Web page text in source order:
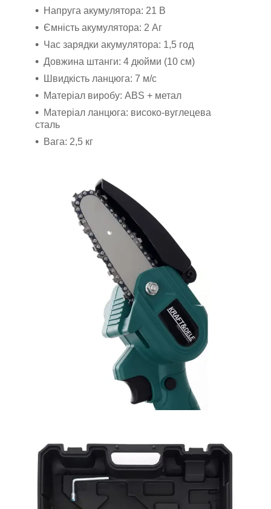
Напруга акумулятора: 21 В
Ємність акумулятора: 2 Аг
Час зарядки акумулятора: 1,5 год
Довжина штанги: 4 дюйми (10 см)
Швидкість ланцюга: 7 м/с
Матеріал виробу: ABS + метал
Матеріал ланцюга: високо-вуглецева
сталь
Вага: 2,5 кг